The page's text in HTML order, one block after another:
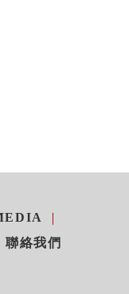
聯絡我們